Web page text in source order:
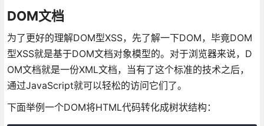
DOM文档
为了更好的理解DOM型XSS，先了解一下DOM，毕竟DOM
型XSS就是基于DOM文档对象模型的。对于浏览器来说，D
OM文档就是一份XML文档，当有了这个标准的技术之后，
通过JavaScript就可以轻松的访问它们了。
下面举例一个DOM将HTML代码转化成树状结构：